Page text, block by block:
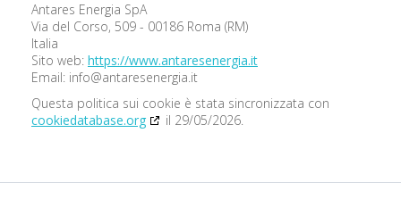
Antares Energia SpA
Via del Corso, 509 - 00186 Roma (RM)
Italia
Sito web: https://www.antaresenergia.it
Email: info@antaresenergia.it
Questa politica sui cookie è stata sincronizzata con
cookiedatabase.org
il 29/05/2026.